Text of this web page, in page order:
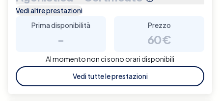
Vedi altre prestazioni
Prima disponibilità
-
Prezzo
60€
Al momento non ci sono orari disponibili
Vedi tutte le prestazioni